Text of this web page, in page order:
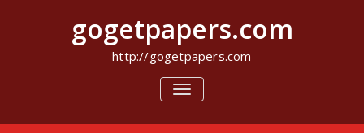
キ
gogetpapers.com
http://gogetpapers.com
ナ
ビ